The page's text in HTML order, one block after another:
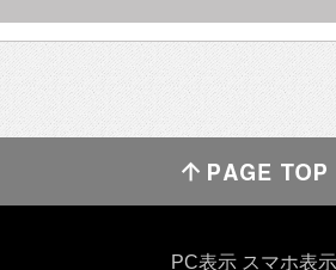
PC表示 スマホ表示